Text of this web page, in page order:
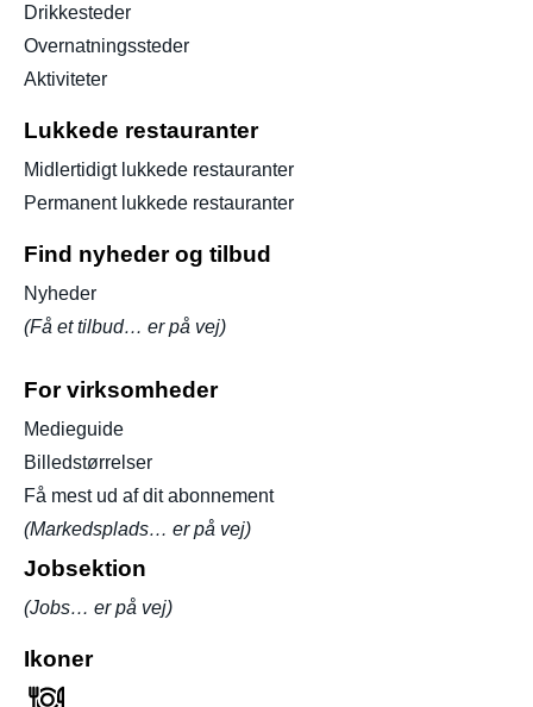
Drikkesteder
Overnatningssteder
Aktiviteter
Lukkede restauranter
Midlertidigt lukkede restauranter
Permanent lukkede restauranter
Find nyheder og tilbud
Nyheder
(Få et tilbud… er på vej)
For virksomheder
Medieguide
Billedstørrelser
Få mest ud af dit abonnement
(Markedsplads… er på vej)
Jobsektion
(Jobs… er på vej)
Ikoner